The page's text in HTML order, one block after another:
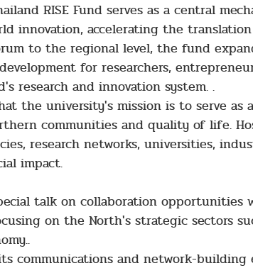
RISE Fund serves as a central
innovation, accelerating the
to the regional level, the fund
for researchers,
research and innovation system. .
the university's mission is to serve as
communities and quality of life.
research networks, universities,
impact.
talk on collaboration opportunities
on the North's strategic sectors
communications and network-